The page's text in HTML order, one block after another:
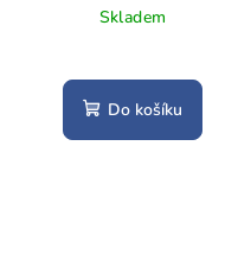
Skladem
Do košíku